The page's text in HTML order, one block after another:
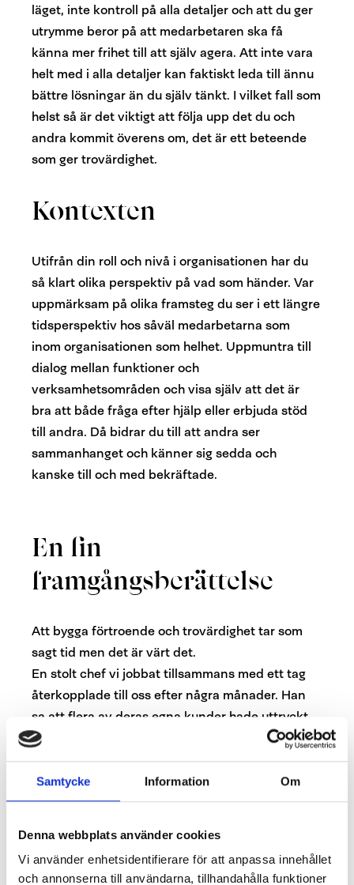
Samtycke Information Om
Denna webbplats använder cookies
Vi använder enhetsidentifierare för att anpassa innehållet
och annonserna till användarna, tillhandahålla funktioner
läget, inte kontroll på alla detaljer och att du ger
utrymme beror på att medarbetaren ska få
känna mer frihet till att själv agera. Att inte vara
helt med i alla detaljer kan faktiskt leda till ännu
bättre lösningar än du själv tänkt. I vilket fall som
helst så är det viktigt att följa upp det du och
andra kommit överens om, det är ett beteende
som ger trovärdighet.
Kontexten
Utifrån din roll och nivå i organisationen har du
så klart olika perspektiv på vad som händer. Var
uppmärksam på olika framsteg du ser i ett längre
tidsperspektiv hos såväl medarbetarna som
inom organisationen som helhet. Uppmuntra till
dialog mellan funktioner och
verksamhetsområden och visa själv att det är
bra att både fråga efter hjälp eller erbjuda stöd
till andra. Då bidrar du till att andra ser
sammanhanget och känner sig sedda och
kanske till och med bekräftade.
En fin
framgångsberättelse
Att bygga förtroende och trovärdighet tar som
sagt tid men det är värt det.
En stolt chef vi jobbat tillsammans med ett tag
återkopplade till oss efter några månader. Han
sa att flera av deras egna kunder hade uttryckt
sig så här till honom ”oj vad har hänt hos er – det
är så kul att komma in till era butiker numera – ni
verkar ha så roligt här inne”. Det var ett av
resultaten närledningsgruppenbörjat jobba
kommunikation och uppmuntrande stöd mellan
avdelningarna. De hade förankrat och följt upp